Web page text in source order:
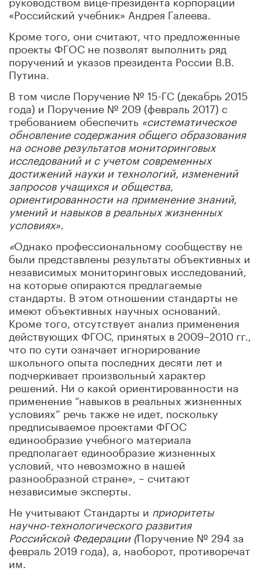
«Российский учебник» Андрея Галеева.
Кроме того, они считают, что предложенные
проекты ФГОС не позволят выполнить ряд
поручений и указов президента России В.В.
Путина.
В том числе Поручение № 15-ГС (декабрь 2015
года) и Поручение № 209 (февраль 2017) с
требованием обеспечить «систематическое
обновление содержания общего образования
на основе результатов мониторинговых
исследований и с учетом современных
достижений науки и технологий, изменений
запросов учащихся и общества,
ориентированности на применение знаний,
умений и навыков в реальных жизненных
условиях».
«Однако профессиональному сообществу не
были представлены результаты объективных и
независимых мониторинговых исследований,
на которые опираются предлагаемые
стандарты. В этом отношении стандарты не
имеют объективных научных оснований.
Кроме того, отсутствует анализ применения
действующих ФГОС, принятых в 2009–2010 гг.,
что по сути означает игнорирование
школьного опыта последних десяти лет и
подчеркивает произвольный характер
решений. Ни о какой ориентированности на
применение “навыков в реальных жизненных
условиях” речь также не идет, поскольку
предписываемое проектами ФГОС
единообразие учебного материала
предполагает единообразие жизненных
условий, что невозможно в нашей
разнообразной стране», – считают
независимые эксперты.
Не учитывают Стандарты и приоритеты
научно-технологического развития
Российской Федерации (Поручение № 294 за
февраль 2019 года), а, наоборот, противоречат
им.